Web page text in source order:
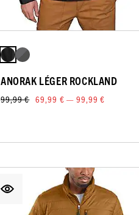
ANORAK LÉGER ROCKLAND
99,99 € 69,99 € — 99,99 €